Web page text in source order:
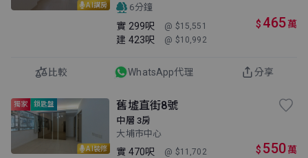
AI講房
6分鐘
實 299呎 @ $15,551
建 423呎 @ $10,992
$ 465萬
比較 WhatsApp代理 分享
AI裝修
獨家 鎖匙盤 舊墟直街8號
中層 3房
大埔市中心
實 470呎 @ $11,702 $ 550萬